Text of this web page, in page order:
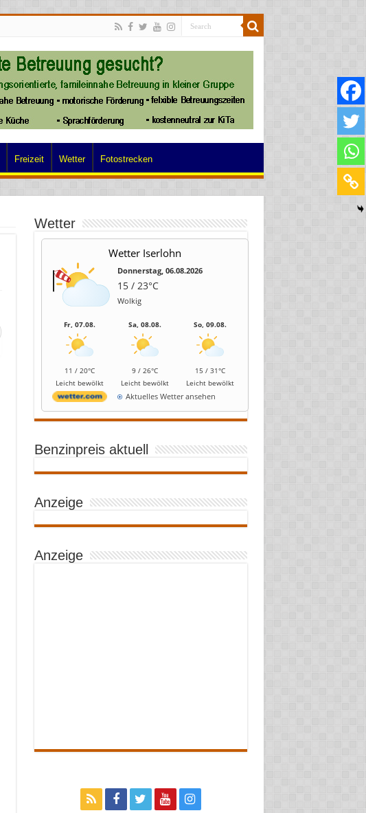
Freizeit Wetter Fotostrecken
Wetter
Wetter Iserlohn
Donnerstag, 06.08.2026
15 / 23°C
Wolkig
Fr, 07.08.
11 / 20°C
Leicht bewölkt
Sa, 08.08.
9 / 26°C
Leicht bewölkt
So, 09.08.
15 / 31°C
Leicht bewölkt
Aktuelles Wetter ansehen
Benzinpreis aktuell
Anzeige
Anzeige